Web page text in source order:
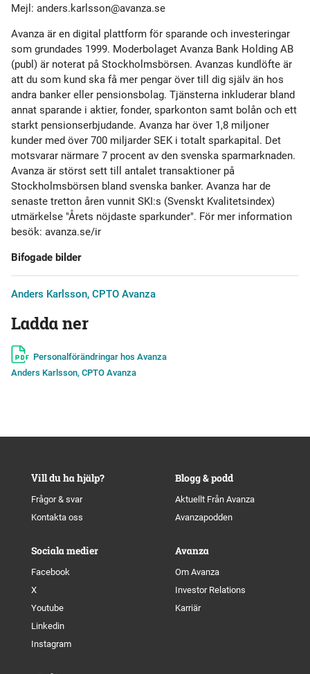
Mejl: anders.karlsson@avanza.se
Avanza är en digital plattform för sparande och investeringar
som grundades 1999. Moderbolaget Avanza Bank Holding AB
(publ) är noterat på Stockholmsbörsen. Avanzas kundlöfte är
att du som kund ska få mer pengar över till dig själv än hos
andra banker eller pensionsbolag. Tjänsterna inkluderar bland
annat sparande i aktier, fonder, sparkonton samt bolån och ett
starkt pensionserbjudande. Avanza har över 1,8 miljoner
kunder med över 700 miljarder SEK i totalt sparkapital. Det
motsvarar närmare 7 procent av den svenska sparmarknaden.
Avanza är störst sett till antalet transaktioner på
Stockholmsbörsen bland svenska banker. Avanza har de
senaste tretton åren vunnit SKI:s (Svenskt Kvalitetsindex)
utmärkelse "Årets nöjdaste sparkunder". För mer information
besök: avanza.se/ir
Bifogade bilder
Anders Karlsson, CPTO Avanza
Ladda ner
Personalförändringar hos Avanza
Anders Karlsson, CPTO Avanza
Vill du ha hjälp?
Frågor & svar
Kontakta oss
Blogg & podd
Aktuellt Från Avanza
Avanzapodden
Sociala medier
Facebook
X
Youtube
Linkedin
Instagram
Avanza
Om Avanza
Investor Relations
Karriär